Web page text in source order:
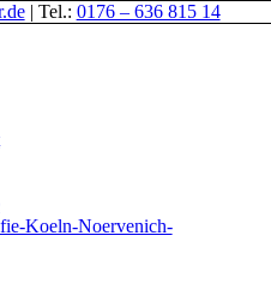
| Tel.: 0176 – 636 815 14
Koeln-Noervenich-